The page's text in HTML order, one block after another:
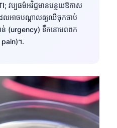
វប្បធម៌អវិជ្ជមានបន្ថយឱកាស
លអាចបណ្តាលឲ្យឈឺចុកចាប់
ន់ (urgency) ទឹកនោមពពក
pain)។.